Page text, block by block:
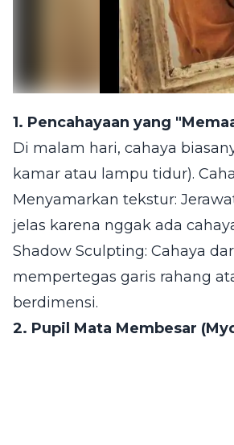
1. Pencahayaan yang
Di malam hari, cahaya
kamar atau lampu tidur).
Menyamarkan tekstur:
jelas karena nggak ada
Shadow Sculpting: Cahaya
mempertegas garis rahang
berdimensi.
2. Pupil Mata Membesar